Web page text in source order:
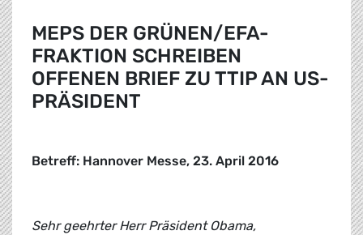
MEPS DER GRÜNEN/EFA-
FRAKTION SCHREIBEN
OFFENEN BRIEF ZU TTIP AN US-
PRÄSIDENT
Betreff: Hannover Messe, 23. April 2016
Sehr geehrter Herr Präsident Obama,